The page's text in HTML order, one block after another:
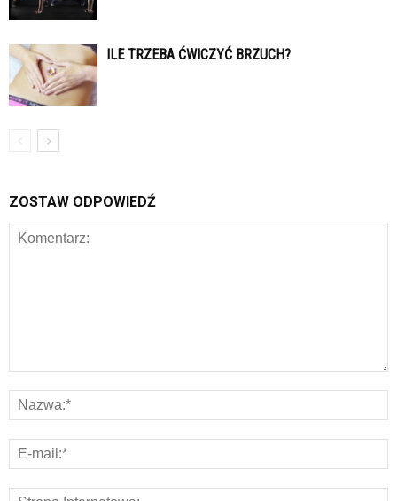
ILE TRZEBA ĆWICZYĆ BRZUCH?
ZOSTAW ODPOWIEDŹ